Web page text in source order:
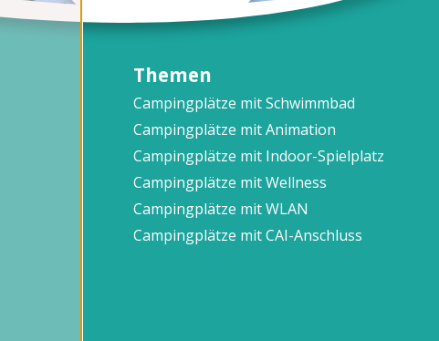
Themen
Campingplätze mit Schwimmbad
Campingplätze mit Animation
Campingplätze mit Indoor-Spielplatz
Campingplätze mit Wellness
Campingplätze mit WLAN
Campingplätze mit CAI-Anschluss